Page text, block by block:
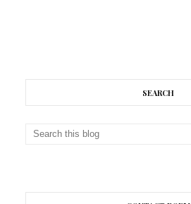
SEARCH